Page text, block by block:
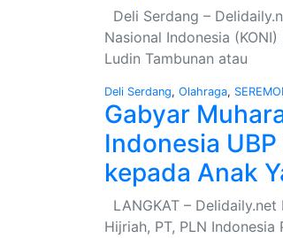
Deli Serdang –
Nasional Indonesia
Ludin Tambunan atau
Deli Serdang,Olahraga,
Gabyar
Indonesia
kepada Anak
LANGKAT –
Hijriah, PT, PLN